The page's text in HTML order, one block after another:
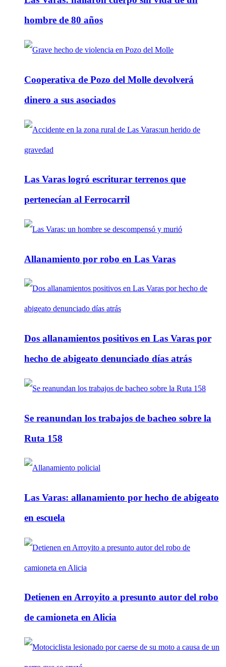
hombre de 80 años
Cooperativa de Pozo del Molle devolverá
dinero a sus asociados
Las Varas logró escriturar terrenos que
pertenecían al Ferrocarril
Allanamiento por robo en Las Varas
Dos allanamientos positivos en Las Varas por
hecho de abigeato denunciado días atrás
Se reanundan los trabajos de bacheo sobre la
Ruta 158
Las Varas: allanamiento por hecho de abigeato
en escuela
Detienen en Arroyito a presunto autor del robo
de camioneta en Alicia